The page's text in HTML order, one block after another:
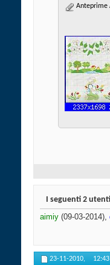
Anteprime
I seguenti 2
aimiy (09-03-2014),
23-11-2010, 12:43